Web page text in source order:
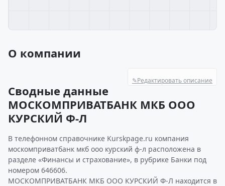
О компании
✎Редактировать описание
Сводные данные
МОСКОМПРИВАТБАНК МКБ ООО
КУРСКИЙ Ф-Л
В телефонном справочнике Kurskpage.ru компания
москомприватбанк мкб ооо курский ф-л расположена в
разделе «Финансы и страхование», в рубрике Банки под
номером 646606.
МОСКОМПРИВАТБАНК МКБ ООО КУРСКИЙ Ф-Л находится в